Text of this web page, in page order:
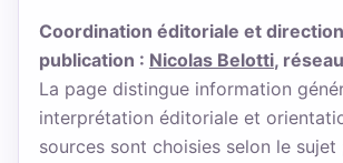
Coordination éditoriale et
publication : Nicolas Belotti,
La page distingue information
interprétation éditoriale et
sources sont choisies selon le sujet